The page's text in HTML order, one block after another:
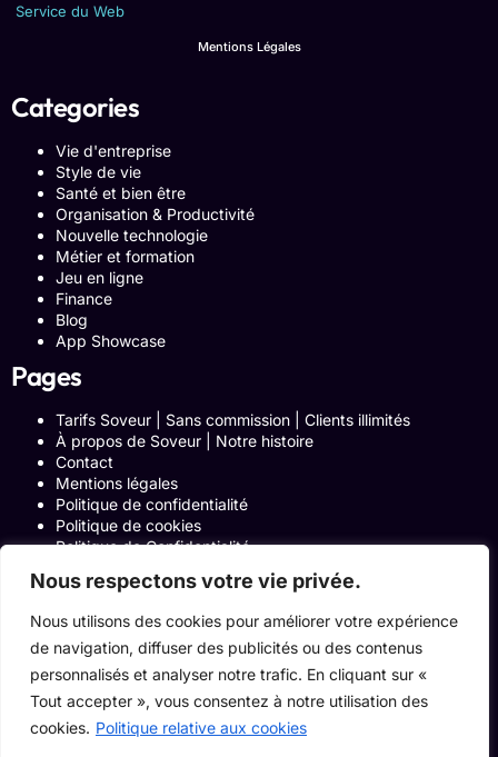
Nous respectons votre vie privée.
Nous utilisons des cookies pour améliorer votre expérience
de navigation, diffuser des publicités ou des contenus
personnalisés et analyser notre trafic. En cliquant sur «
Tout accepter », vous consentez à notre utilisation des
cookies. Politique relative aux cookies
Service du Web
Mentions Légales
Categories
Vie d'entreprise
Style de vie
Santé et bien être
Organisation & Productivité
Nouvelle technologie
Métier et formation
Jeu en ligne
Finance
Blog
App Showcase
Pages
Tarifs Soveur | Sans commission | Clients illimités
À propos de Soveur | Notre histoire
Contact
Mentions légales
Politique de confidentialité
Politique de cookies
Politique de Confidentialité
Blog
Programme Affiliation
Conditions générales d’utilisation
ACCUEIL
Onglets Zone Affilié
Le Blog
Devenir pro